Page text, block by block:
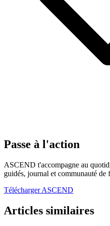
Passe à l'action
ASCEND t'accompagne au
guidés, journal et communauté de
Télécharger ASCEND
Articles similaires